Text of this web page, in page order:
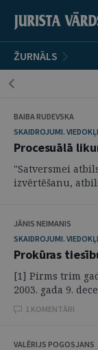
ŽURNĀLS
BAIBA RUDEVSKA
SKAIDROJUMI. VIEDOKĻI
Procesuālā
"Satversmei
izvērtēšanu,
JĀNIS NEIMANIS
SKAIDROJUMI. VIEDOKĻI
Prokūras
[1] Pirms trim
2003. gada 9.
1 KOMENTĀRI
VALĒRIJS POGOSJANS